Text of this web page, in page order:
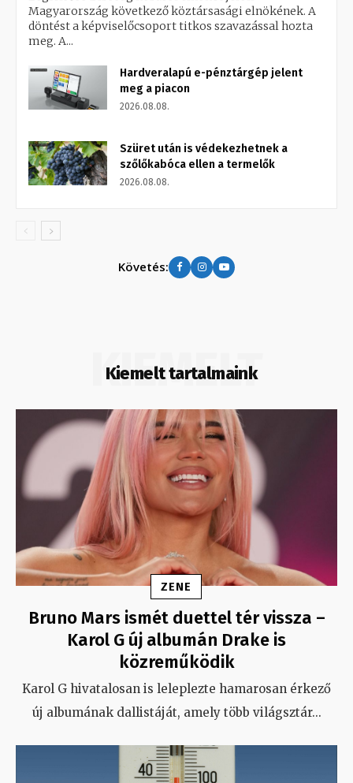
Magyarország következő köztársasági elnökének. A
döntést a képviselőcsoport titkos szavazással hozta
meg. A...
Hardveralapú e-pénztárgép jelent
meg a piacon
2026.08.08.
Szüret után is védekezhetnek a
szőlőkabóca ellen a termelők
2026.08.08.
Követés:
Kiemelt tartalmaink
KIEMELT
ZENE
Bruno Mars ismét duettel tér vissza –
Karol G új albumán Drake is
közreműködik
Karol G hivatalosan is leleplezte hamarosan érkező
új albumának dallistáját, amely több világsztár...